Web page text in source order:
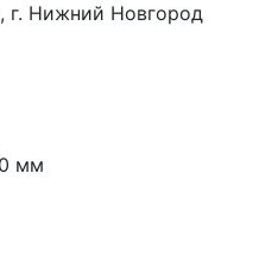
г. Нижний Новгород
2,5 м
мм